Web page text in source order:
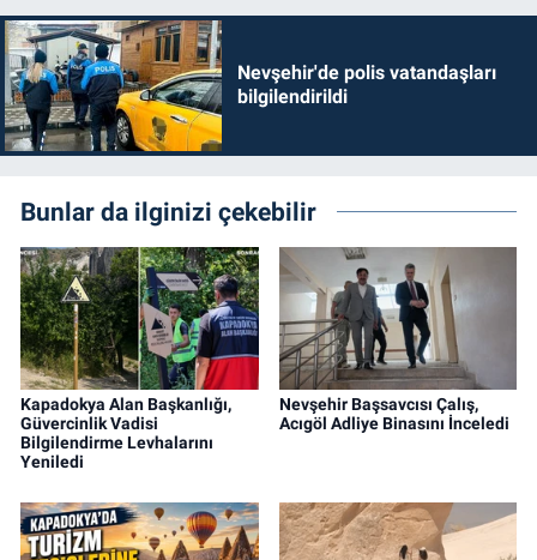
Nevşehir'de polis vatandaşları
bilgilendirildi
Bunlar da ilginizi çekebilir
Kapadokya Alan Başkanlığı,
Güvercinlik Vadisi
Bilgilendirme Levhalarını
Yeniledi
Nevşehir Başsavcısı Çalış,
Acıgöl Adliye Binasını İnceledi